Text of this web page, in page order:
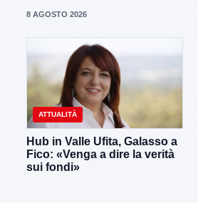
8 AGOSTO 2026
ATTUALITÀ
Hub in Valle Ufita, Galasso a
Fico: «Venga a dire la verità
sui fondi»